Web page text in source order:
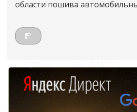
области пошива